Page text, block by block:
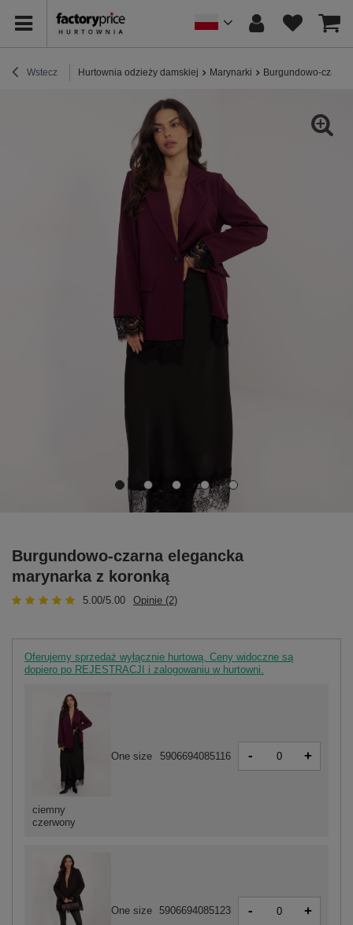
Wstecz Hurtownia odzieży damskiej Marynarki Burgundowo-
Burgundowo-czarna elegancka
marynarka z koronką
5.00/5.00 Opinie (2)
Oferujemy sprzedaż wyłącznie hurtową. Ceny widoczne są
dopiero po REJESTRACJI i zalogowaniu w hurtowni.
ciemny
czerwony
One size 5906694085116 - +
One size 5906694085123 - +